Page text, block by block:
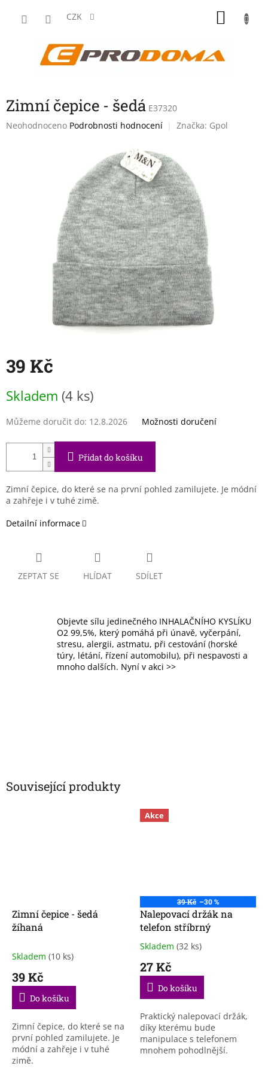
CZK
Zimní čepice - šedá E37320
Průměrné
Neohodnoceno Podrobnosti hodnocení Značka: Gpol
39 Kč
cena:
Skladem (4 ks)
Můžeme doručit do: 12.8.2026 Možnosti doručení
Přidat do košíku
Zimní čepice, do které se na první pohled zamilujete. Je módní
a zahřeje i v tuhé zimě.
Detailní informace
ZEPTAT SE HLÍDAT SDÍLET
Objevte sílu jedinečného INHALAČNÍHO KYSLÍKU
O2 99,5%, který pomáhá při únavě, vyčerpání,
stresu, alergii, astmatu, při cestování (horské
túry, létání, řízení automobilu), při nespavosti a
mnoho dalších. Nyní v akci >>
Související produkty
Zimní čepice - šedá
žíhaná
Skladem (10 ks)
39 Kč
Do košíku
Zimní čepice, do které se na
první pohled zamilujete. Je
módní a zahřeje i v tuhé
zimě.
Akce
39 Kč –30 %
Nalepovací držák na
telefon stříbrný
Průměrné
produktu
4,0
5
hvězdiček.
Skladem (32 ks)
27 Kč
Do košíku
Praktický nalepovací držák,
díky kterému bude
manipulace s telefonem
mnohem pohodlnější.